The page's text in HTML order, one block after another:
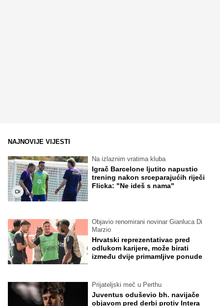
NAJNOVIJE VIJESTI
Na izlaznim vratima kluba
Igrač Barcelone ljutito napustio
trening nakon srceparajućih riječi
Flicka: "Ne ideš s nama"
Objavio renomirani novinar Gianluca Di
Marzio
Hrvatski reprezentativac pred
odlukom karijere, može birati
između dvije primamljive ponude
Prijateljski meč u Perthu
Juventus oduševio bh. navijače
objavom pred derbi protiv Intera